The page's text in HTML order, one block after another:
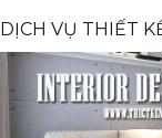
DỊCH VỤ THIẾT